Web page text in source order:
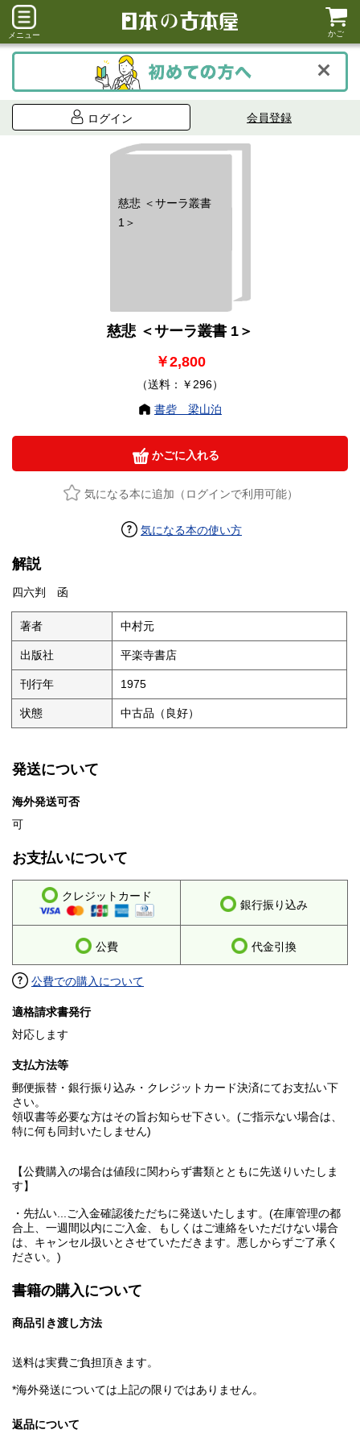
メニュー かご
ログイン 会員登録
慈悲 ＜サーラ叢書
1＞
慈悲 ＜サーラ叢書 1＞
￥2,800
（送料：￥296）
書砦 梁山泊
かごに入れる
気になる本に追加（ログインで利用可能）
気になる本の使い方
解説
四六判 函
著者 中村元
出版社 平楽寺書店
刊行年 1975
状態 中古品（良好）
発送について
海外発送可否
可
お支払いについて
クレジットカード
銀行振り込み
公費 代金引換
公費での購入について
適格請求書発行
対応します
支払方法等
郵便振替・銀行振り込み・クレジットカード決済にてお支払い下
さい。
領収書等必要な方はその旨お知らせ下さい。(ご指示ない場合は、
特に何も同封いたしません)
【公費購入の場合は値段に関わらず書類とともに先送りいたしま
す】
・先払い...ご入金確認後ただちに発送いたします。(在庫管理の都
合上、一週間以内にご入金、もしくはご連絡をいただけない場合
は、キャンセル扱いとさせていただきます。悪しからずご了承く
ださい。)
書籍の購入について
商品引き渡し方法
送料は実費ご負担頂きます。
*海外発送については上記の限りではありません。
返品について